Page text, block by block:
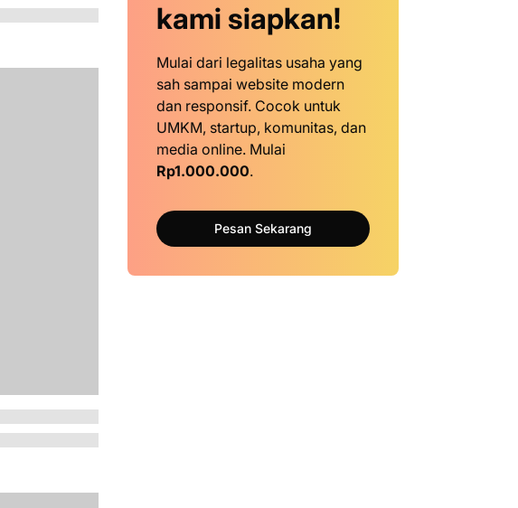
kami siapkan!
Mulai dari legalitas usaha yang
sah sampai website modern
dan responsif. Cocok untuk
UMKM, startup, komunitas, dan
media online. Mulai
Rp1.000.000.
Pesan Sekarang